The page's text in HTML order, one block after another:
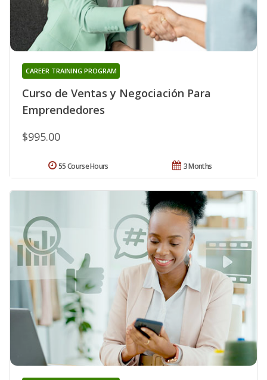
Curso de Ventas y Negociación Para
Emprendedores
CAREER TRAINING PROGRAM
$995.00
3 Months
55 Course Hours